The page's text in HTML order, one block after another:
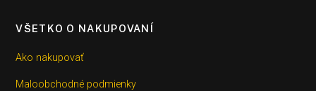
VŠETKO O NAKUPOVANÍ
Ako nakupovať
Maloobchodné podmienky